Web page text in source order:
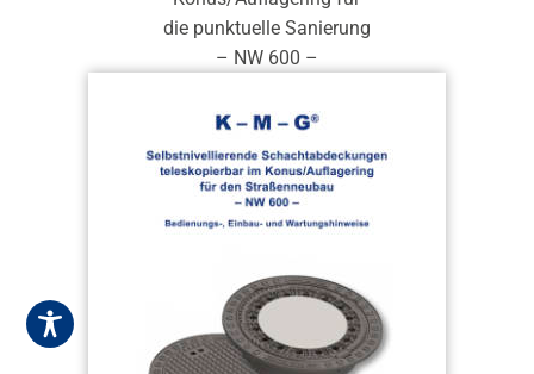
die punktuelle Sanierung
– NW 600 –